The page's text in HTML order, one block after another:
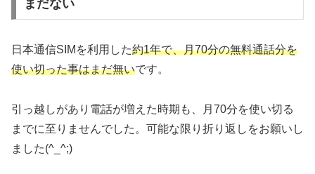
まだない
日本通信SIMを利用した約1年で、月70分の無料通話分を
使い切った事はまだ無いです。
引っ越しがあり電話が増えた時期も、月70分を使い切る
までに至りませんでした。可能な限り折り返しをお願いし
ました(^_^;)